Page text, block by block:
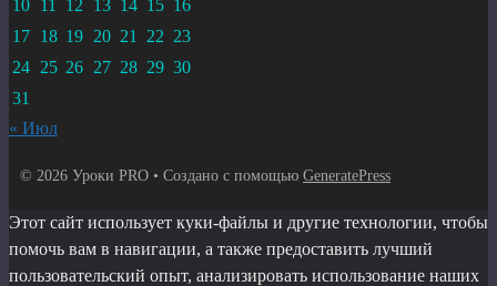
10 11 12 13 14 15 16
17 18 19 20 21 22 23
24 25 26 27 28 29 30
31
« Июл
© 2026 Уроки PRO • Создано с помощью GeneratePress
Этот сайт использует куки-файлы и другие технологии, чтобы
помочь вам в навигации, а также предоставить лучший
пользовательский опыт, анализировать использование наших